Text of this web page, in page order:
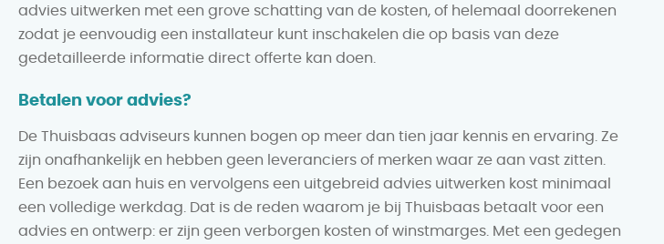
advies uitwerken met een grove schatting van de kosten, of helemaal doorrekenen
zodat je eenvoudig een installateur kunt inschakelen die op basis van deze
gedetailleerde informatie direct offerte kan doen.
Betalen voor advies?
De Thuisbaas adviseurs kunnen bogen op meer dan tien jaar kennis en ervaring. Ze
zijn onafhankelijk en hebben geen leveranciers of merken waar ze aan vast zitten.
Een bezoek aan huis en vervolgens een uitgebreid advies uitwerken kost minimaal
een volledige werkdag. Dat is de reden waarom je bij Thuisbaas betaalt voor een
advies en ontwerp: er zijn geen verborgen kosten of winstmarges. Met een gedegen